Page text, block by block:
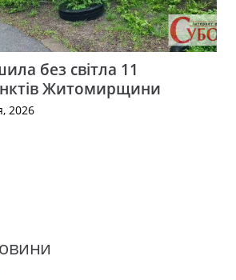
без світла 11
Житомирщини
2026